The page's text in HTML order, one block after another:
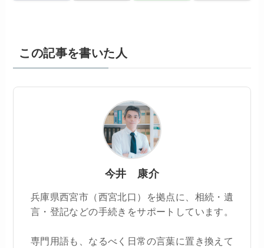
この記事を書いた人
今井 康介
兵庫県西宮市（西宮北口）を拠点に、相続・遺
言・登記などの手続きをサポートしています。
専門用語も、なるべく日常の言葉に置き換えて